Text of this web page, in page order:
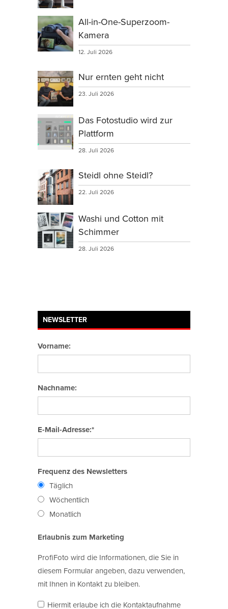
All-in-One-Superzoom-
Kamera
12. Juli 2026
Nur ernten geht nicht
23. Juli 2026
Das Fotostudio wird zur
Plattform
28. Juli 2026
Steidl ohne Steidl?
22. Juli 2026
Washi und Cotton mit
Schimmer
28. Juli 2026
NEWSLETTER
Vorname:
Nachname:
E-Mail-Adresse:*
Frequenz des Newsletters
Täglich
Wöchentlich
Monatlich
Erlaubnis zum Marketing
ProfiFoto wird die Informationen, die Sie in
diesem Formular angeben, dazu verwenden,
mit Ihnen in Kontakt zu bleiben.
Hiermit erlaube ich die Kontaktaufnahme